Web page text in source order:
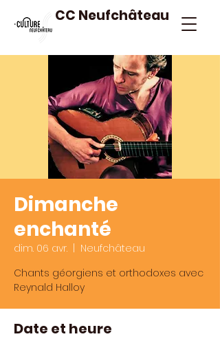
CC Neufchâteau
Dimanche
enchanté
dim. 06 avr.
Neufchâteau
Chants géorgiens et orthodoxes avec
Reynald Halloy
Date et heure